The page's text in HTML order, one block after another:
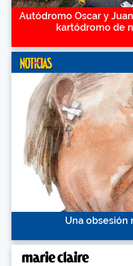
Autódromo Oscar y
kartódromo de
Una obsesión